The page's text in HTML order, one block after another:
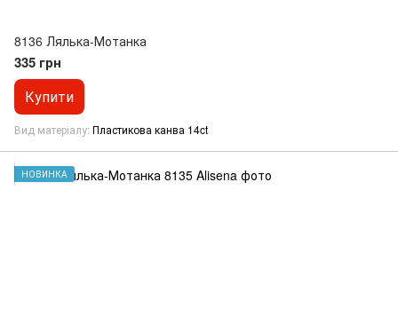
8136 Лялька-Мотанка
335 грн
Купити
Вид матеріалу Пластикова канва 14ct
НОВИНКА